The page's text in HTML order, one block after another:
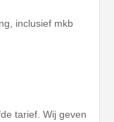
inclusief mkb
tarief. Wij geven